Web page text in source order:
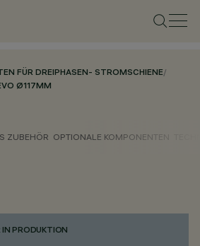
FÜR DREIPHASEN- STROMSCHIENE/
Ø117MM
ZUBEHÖR OPTIONALE KOMPONENTEN
PRODUKTION